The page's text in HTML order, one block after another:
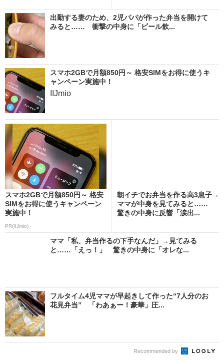
出勤する妻のため、2児パパが作った弁当を開けて
みると…… 衝撃の中身に「ビール飲...
スマホ2GBで月額850円～ 格安SIMをお得に使うキ
ャンペーン実施中！
IIJmio
スマホ2GBで月額850円～ 格安
SIMをお得に使うキャンペーン
実施中！
PR(IIJmio)
朝イチでお弁当を作る高3息子→
ママが中身を見てみると……
驚きの中身に反響「涙出...
ママ「私、弁当作るの下手なんだ」→見てみる
と……「えっ！」 驚きの中身に「オレな...
フルタイム4児ママが早起きして作った“7人分のお
花見弁当” 「わあぁー！豪華」圧...
Recommended by